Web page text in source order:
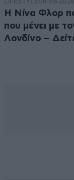
Η Νίνα Φλορ
που μένει με
Λονδίνο –